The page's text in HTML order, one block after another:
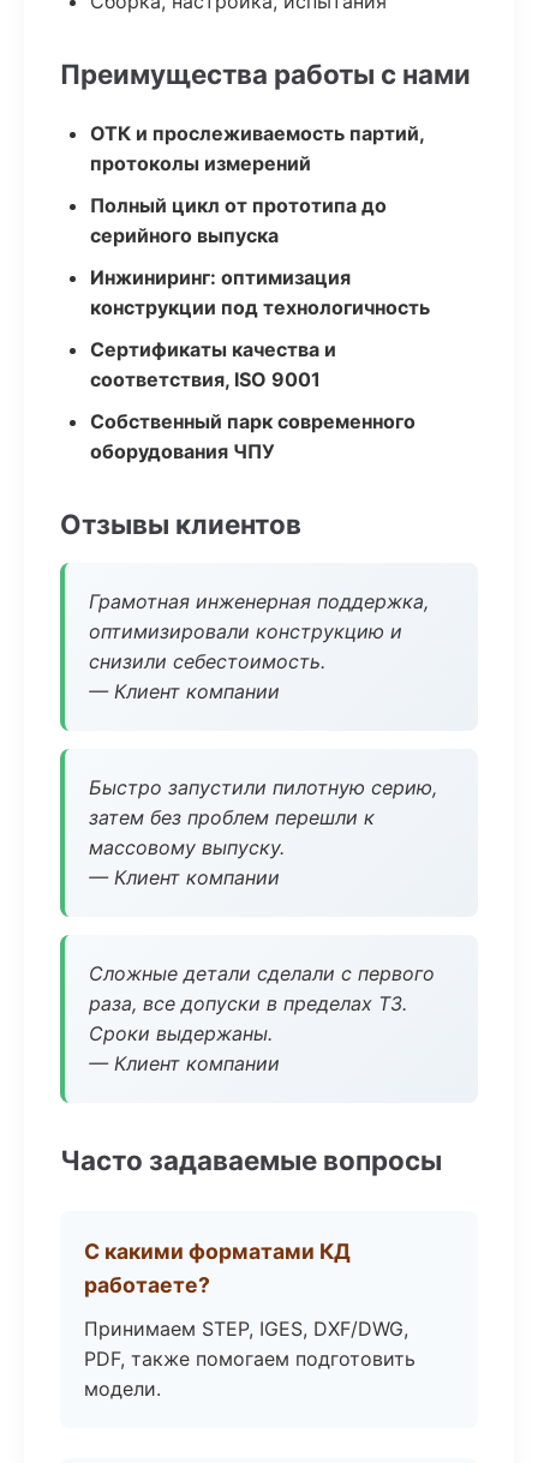
Преимущества работы с нами
ОТК и прослеживаемость партий,
протоколы измерений
Полный цикл от прототипа до
серийного выпуска
Инжиниринг: оптимизация
конструкции под технологичность
Сертификаты качества и
соответствия, ISO 9001
Собственный парк современного
оборудования ЧПУ
Отзывы клиентов
Грамотная инженерная поддержка,
оптимизировали конструкцию и
снизили себестоимость.
— Клиент компании
Быстро запустили пилотную серию,
затем без проблем перешли к
массовому выпуску.
— Клиент компании
Сложные детали сделали с первого
раза, все допуски в пределах ТЗ.
Сроки выдержаны.
— Клиент компании
Часто задаваемые вопросы
С какими форматами КД
работаете?
Принимаем STEP, IGES, DXF/DWG,
PDF, также помогаем подготовить
модели.